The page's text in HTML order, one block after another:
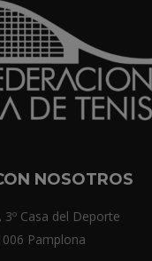
NOSOTROS
3º Casa del Deporte
Pamplona